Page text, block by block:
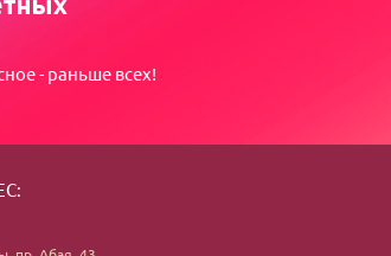
- раньше всех!